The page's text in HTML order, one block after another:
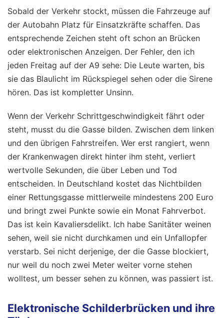
Sobald der Verkehr stockt, müssen die Fahrzeuge auf
der Autobahn Platz für Einsatzkräfte schaffen. Das
entsprechende Zeichen steht oft schon an Brücken
oder elektronischen Anzeigen. Der Fehler, den ich
jeden Freitag auf der A9 sehe: Die Leute warten, bis
sie das Blaulicht im Rückspiegel sehen oder die Sirene
hören. Das ist kompletter Unsinn.
Wenn der Verkehr Schrittgeschwindigkeit fährt oder
steht, musst du die Gasse bilden. Zwischen dem linken
und den übrigen Fahrstreifen. Wer erst rangiert, wenn
der Krankenwagen direkt hinter ihm steht, verliert
wertvolle Sekunden, die über Leben und Tod
entscheiden. In Deutschland kostet das Nichtbilden
einer Rettungsgasse mittlerweile mindestens 200 Euro
und bringt zwei Punkte sowie ein Monat Fahrverbot.
Das ist kein Kavaliersdelikt. Ich habe Sanitäter weinen
sehen, weil sie nicht durchkamen und ein Unfallopfer
verstarb. Sei nicht derjenige, der die Gasse blockiert,
nur weil du noch zwei Meter weiter vorne stehen
wolltest, um besser sehen zu können, was passiert ist.
Elektronische Schilderbrücken und ihre